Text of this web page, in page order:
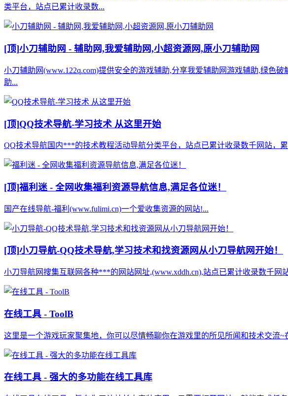
类平台，站点已累计收录数...
[顶]小刀辅助网 - 辅助网,我爱辅助网,小超资源网,原小刀辅助网
小刀辅助网(www.122q.com)提供安全的游戏辅助,分享我爱辅助网游戏辅助,绿色
助...
[顶]QQ技术导航-学习技术 从这里开始
QQ技术导航国内***的技术教程活动导航分类平台，站点已累计收录数千网站，
[顶]福利迷 - 全网收集福利资源导航信息,满足各位迷！
国产在线导航-福利(www.fulimi.cn)一个爱收集资源的网站!...
[顶]小刀导航-QQ技术导航,学习技术和找资源网从小刀导航网开始！
小刀导航网搜集互联网各种***的网站网址,(www.xddh.cn),站点已累计收录数千
在线工具 - ToolB
这里是一个游戏玩家聚集地，你可以尽情畅聊你在游戏里的所见所闻和技术交流~
在线工具 - 强大的多功能在线工具库